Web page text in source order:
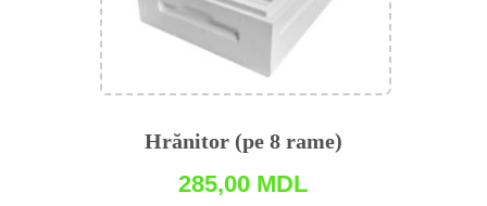
Hrănitor (pe 8 rame)
285,00 MDL